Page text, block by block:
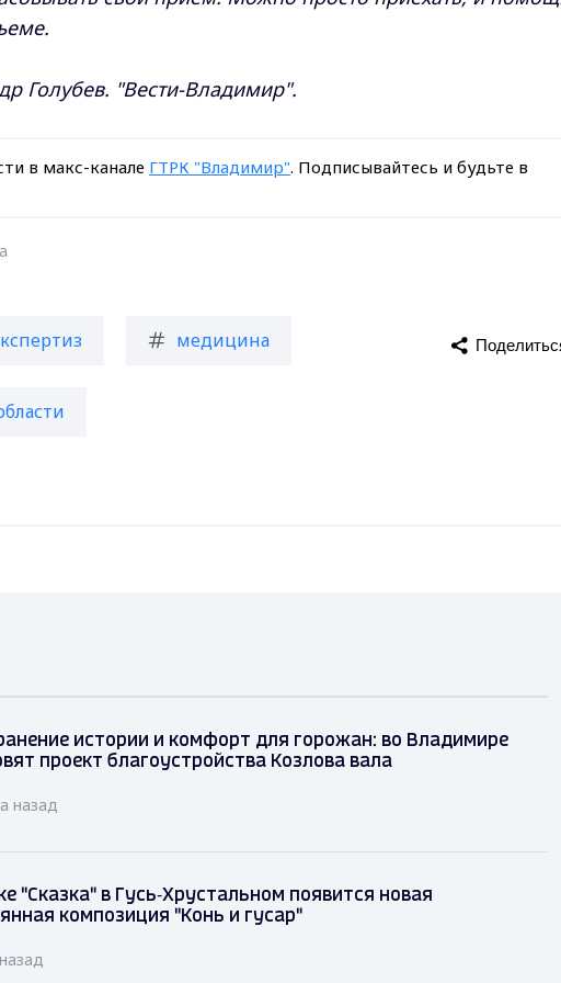
Голубев. "Вести-Владимир".
в макс-канале ГТРК "Владимир". Подписывайтесь и будьте в
медицина
истории и комфорт для горожан: во Владимире
проект благоустройства Козлова вала
назад
"Сказка" в Гусь‑Хрустальном появится новая
композиция "Конь и гусар"
назад